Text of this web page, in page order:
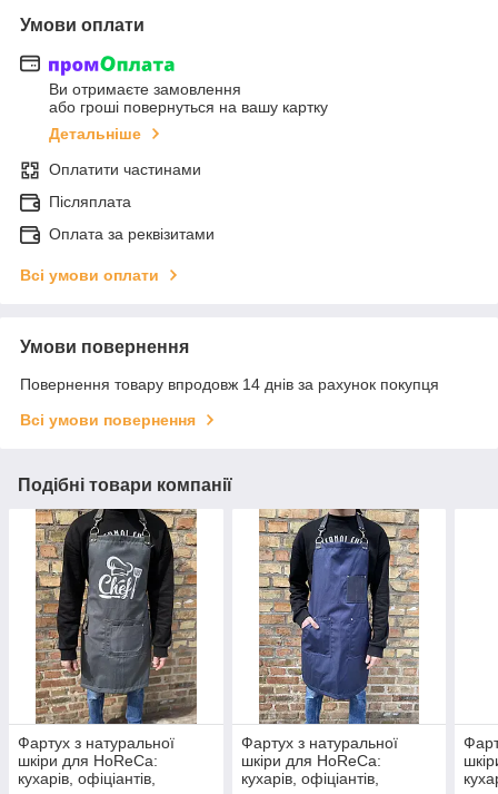
Умови оплати
Ви отримаєте замовлення
або гроші повернуться на вашу картку
Детальніше
Оплатити частинами
Післяплата
Оплата за реквізитами
Всі умови оплати
Умови повернення
Повернення товару впродовж 14 днів за рахунок покупця
Всі умови повернення
Подібні товари компанії
Фартух з натуральної
шкіри для HoReCa:
кухарів, офіціантів,
Фартух з натуральної
шкіри для HoReCa:
кухарів, офіціантів,